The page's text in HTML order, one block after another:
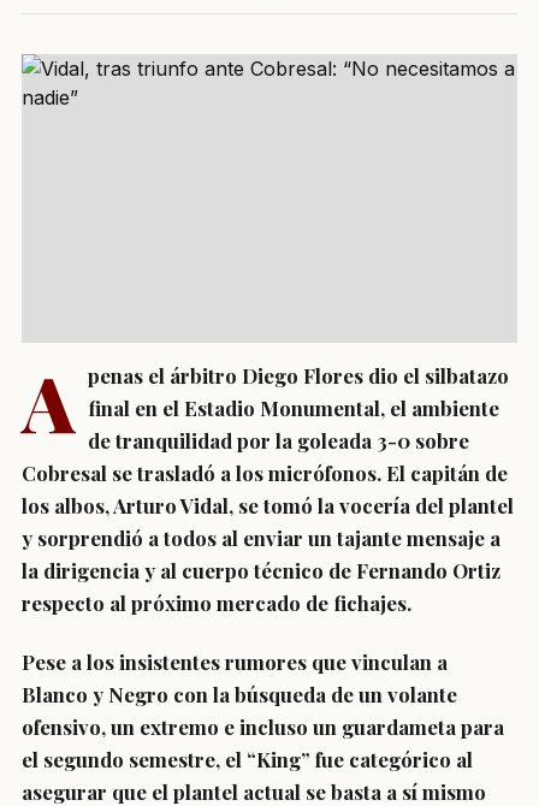
A penas el árbitro Diego Flores dio el silbatazo
final en el Estadio Monumental, el ambiente
de tranquilidad por la goleada 3-0 sobre
Cobresal se trasladó a los micrófonos. El capitán de
los albos, Arturo Vidal, se tomó la vocería del plantel
y sorprendió a todos al enviar un tajante mensaje a
la dirigencia y al cuerpo técnico de Fernando Ortiz
respecto al próximo mercado de fichajes.
Pese a los insistentes rumores que vinculan a
Blanco y Negro con la búsqueda de un volante
ofensivo, un extremo e incluso un guardameta para
el segundo semestre, el “King” fue categórico al
asegurar que el plantel actual se basta a sí mismo